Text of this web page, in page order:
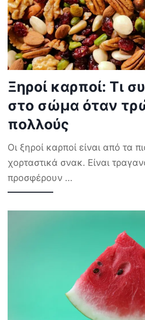
Ξηροί καρποί: Τι
στο σώμα όταν
πολλούς
Οι ξηροί καρποί είναι από τα
χορταστικά σνακ. Είναι
προσφέρουν ...